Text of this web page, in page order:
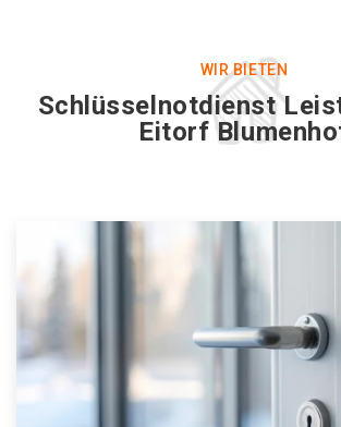
WIR BIETEN
Schlüsselnotdienst
Eitorf